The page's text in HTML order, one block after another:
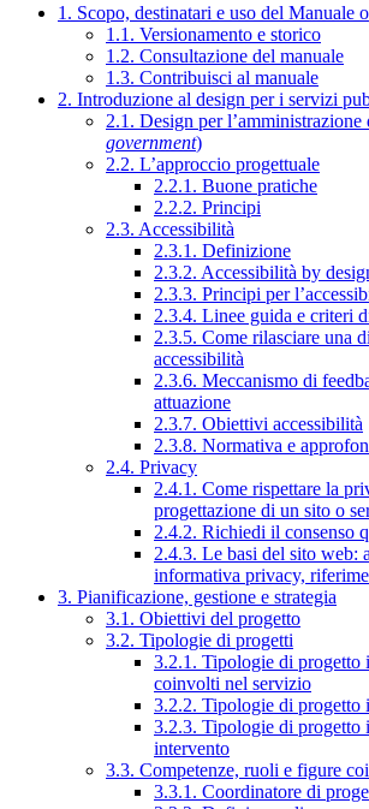
1. Scopo, destinatari e uso del Manuale
1.1. Versionamento e storico
1.2. Consultazione del manuale
1.3. Contribuisci al manuale
2. Introduzione al design per i servizi
2.1. Design per l’amministrazione
government)
2.2. L’approccio progettuale
2.2.1. Buone pratiche
2.2.2. Principi
2.3. Accessibilità
2.3.1. Definizione
2.3.2. Accessibilità by
2.3.3. Principi per
2.3.4. Linee guida e criteri
2.3.5. Come rilasciare una
accessibilità
2.3.6. Meccanismo di
attuazione
2.3.7. Obiettivi accessibilità
2.3.8. Normativa e
2.4. Privacy
2.4.1. Come rispettare la
progettazione di un sito o
2.4.2. Richiedi il consenso
2.4.3. Le basi del sito web:
informativa privacy,
3. Pianificazione, gestione e strategia
3.1. Obiettivi del progetto
3.2. Tipologie di progetti
3.2.1. Tipologie di progetto
coinvolti nel servizio
3.2.2. Tipologie di progetto
3.2.3. Tipologie di progetto
intervento
3.3. Competenze, ruoli e figure
3.3.1. Coordinatore di